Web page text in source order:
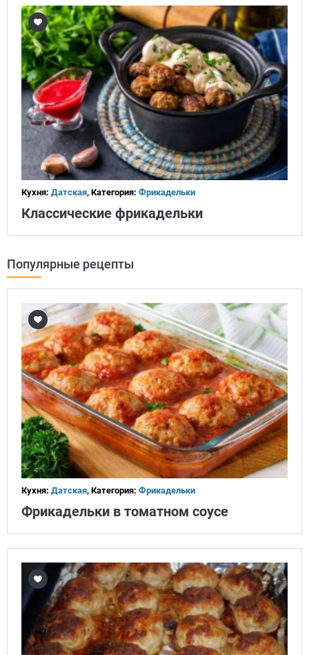
Кухня: Датская, Категория: Фрикадельки
Классические фрикадельки
Популярные рецепты
Кухня: Датская, Категория: Фрикадельки
Фрикадельки в томатном соусе